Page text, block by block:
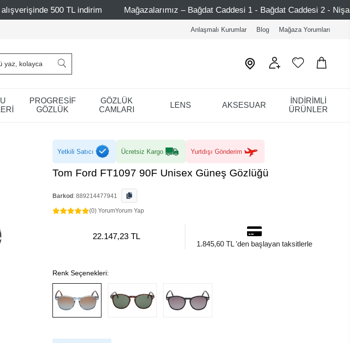
indirim Mağazalarımız – Bağdat Caddesi 1 - Bağdat Caddesi 2 - Nişantaşı – Etiler –
Anlaşmalı Kurumlar Blog Mağaza Yorumları
PROGRESİF
GÖZLÜK
GÖZLÜK
CAMLARI
LENS AKSESUAR
İNDİRİMLİ
ÜRÜNLER
Yetkili Satıcı Ücretsiz Kargo Yurtdışı Gönderim
Tom Ford FT1097 90F Unisex Güneş Gözlüğü
Barkod : 889214477941
(0) YorumYorum Yap
22.147,23 TL
1.845,60 TL 'den başlayan taksitlerle
Renk Seçenekleri: